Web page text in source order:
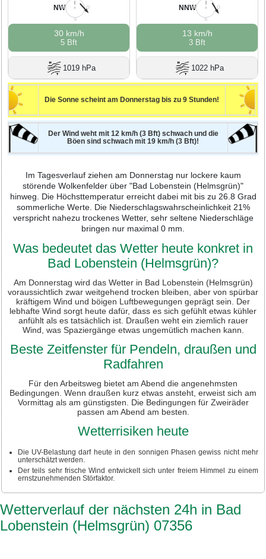
O
S
W
NW
30 km/h
5 Bft
1019 hPa
O
S
W
NNW
13 km/h
3 Bft
1022 hPa
Die Sonne scheint am Donnerstag bis zu 9 Stunden!
Der Wind weht mit 12 km/h (3 Bft) schwach und die
Böen sind schwach mit 19 km/h (3 Bft)!
Im Tagesverlauf ziehen am Donnerstag nur lockere kaum
störende Wolkenfelder über "Bad Lobenstein (Helmsgrün)"
hinweg. Die Höchsttemperatur erreicht dabei mit bis zu 26.8 Grad
sommerliche Werte. Die Niederschlagswahrscheinlichkeit 21%
verspricht nahezu trockenes Wetter, sehr seltene Niederschläge
bringen nur maximal 0 mm.
Was bedeutet das Wetter heute konkret in
Bad Lobenstein (Helmsgrün)?
Am Donnerstag wird das Wetter in Bad Lobenstein (Helmsgrün)
voraussichtlich zwar weitgehend trocken bleiben, aber von spürbar
kräftigem Wind und böigen Luftbewegungen geprägt sein. Der
lebhafte Wind sorgt heute dafür, dass es sich gefühlt etwas kühler
anfühlt als es tatsächlich ist. Draußen weht ein ziemlich rauer
Wind, was Spaziergänge etwas ungemütlich machen kann.
Beste Zeitfenster für Pendeln, draußen und
Radfahren
Für den Arbeitsweg bietet am Abend die angenehmsten
Bedingungen. Wenn draußen kurz etwas ansteht, erweist sich am
Vormittag als am günstigsten. Die Bedingungen für Zweiräder
passen am Abend am besten.
Wetterrisiken heute
Die UV-Belastung darf heute in den sonnigen Phasen gewiss nicht mehr
unterschätzt werden.
Der teils sehr frische Wind entwickelt sich unter freiem Himmel zu einem
ernstzunehmenden Störfaktor.
Wetterverlauf der nächsten 24h in Bad
Lobenstein (Helmsgrün) 07356